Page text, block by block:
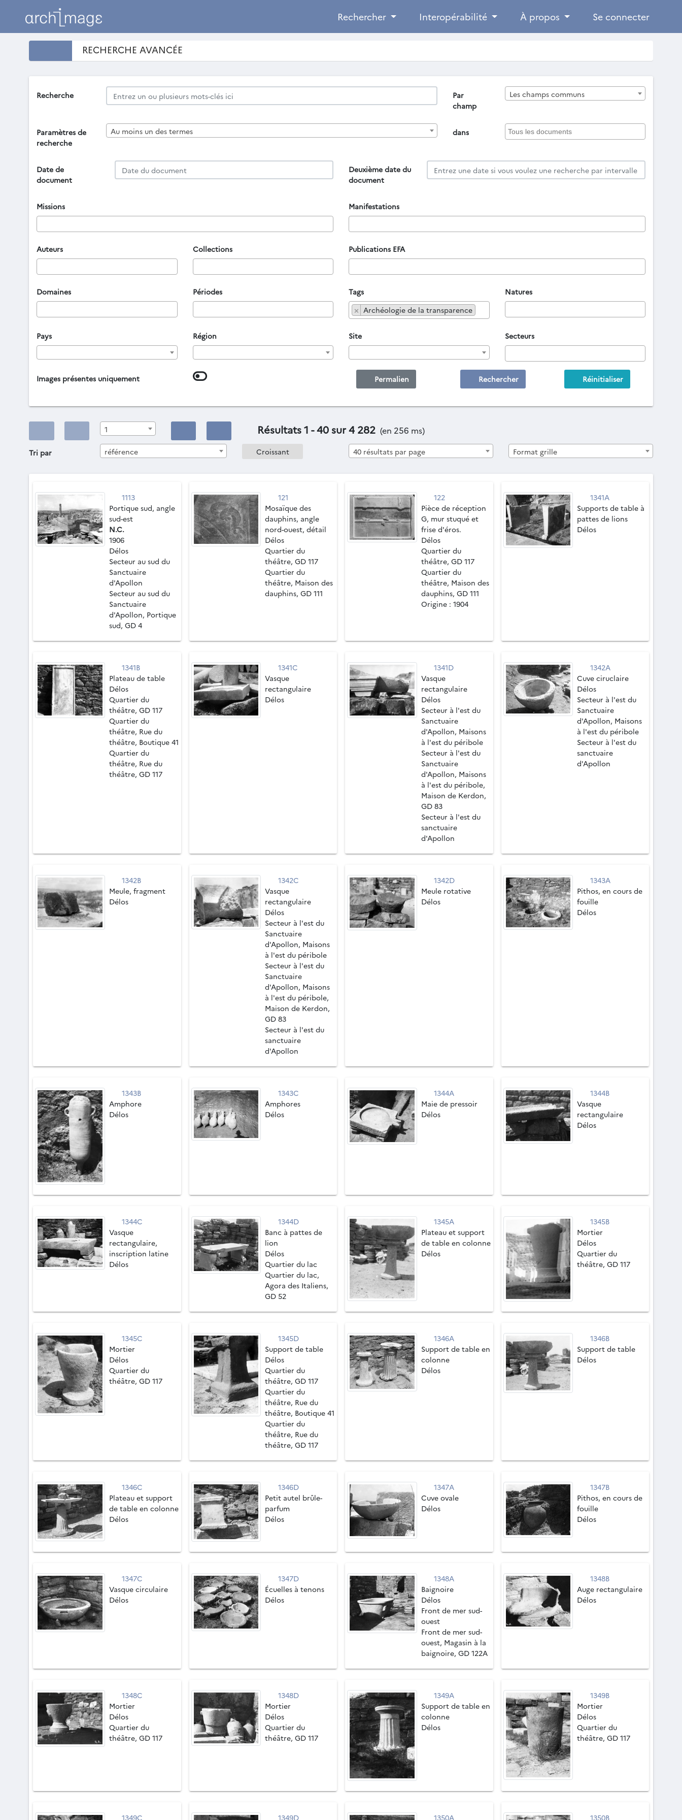
Rechercher Interopérabilité À propos Se connecter
RECHERCHE AVANCÉE
Recherche
Par
champ
Les champs communs
Paramètres de
recherche
Au moins un des termes dans
Date de
document
Deuxième date du
document
Missions Manifestations
Auteurs Collections Publications EFA
Domaines Périodes
Tags
× Archéologie de la transparence
Natures
Pays Région Site Secteurs
Images présentes uniquement Permalien Rechercher Réinitialiser
1 Résultats 1 - 40 sur 4 282 (en 256 ms)
Tri par référence 40 résultats par page Format grille
1113
Portique sud, angle
sud-est
N.C.
1906
Délos
Secteur au sud du
Sanctuaire
d'Apollon
Secteur au sud du
Sanctuaire
d'Apollon, Portique
sud, GD 4
121
Mosaïque des
dauphins, angle
nord-ouest, détail
Délos
Quartier du
théâtre, GD 117
Quartier du
théâtre, Maison des
dauphins, GD 111
122
Pièce de réception
G, mur stuqué et
frise d'éros.
Délos
Quartier du
théâtre, GD 117
Quartier du
théâtre, Maison des
dauphins, GD 111
Origine : 1904
1341A
Supports de table à
pattes de lions
Délos
1341B
Plateau de table
Délos
Quartier du
théâtre, GD 117
Quartier du
théâtre, Rue du
théâtre, Boutique 41
Quartier du
théâtre, Rue du
théâtre, GD 117
1341C
Vasque
rectangulaire
Délos
1341D
Vasque
rectangulaire
Délos
Secteur à l'est du
Sanctuaire
d'Apollon, Maisons
à l'est du péribole
Secteur à l'est du
Sanctuaire
d'Apollon, Maisons
à l'est du péribole,
Maison de Kerdon,
GD 83
Secteur à l'est du
sanctuaire
d'Apollon
1342A
Cuve ciruclaire
Délos
Secteur à l'est du
Sanctuaire
d'Apollon, Maisons
à l'est du péribole
Secteur à l'est du
sanctuaire
d'Apollon
1342B
Meule, fragment
Délos
1342C
Vasque
rectangulaire
Délos
Secteur à l'est du
Sanctuaire
d'Apollon, Maisons
à l'est du péribole
Secteur à l'est du
Sanctuaire
d'Apollon, Maisons
à l'est du péribole,
Maison de Kerdon,
GD 83
Secteur à l'est du
sanctuaire
d'Apollon
1342D
Meule rotative
Délos
1343A
Pithos, en cours de
fouille
Délos
1343B
Amphore
Délos
1343C
Amphores
Délos
1344A
Maie de pressoir
Délos
1344B
Vasque
rectangulaire
Délos
1344C
Vasque
rectangulaire,
inscription latine
Délos
1344D
Banc à pattes de
lion
Délos
Quartier du lac
Quartier du lac,
Agora des Italiens,
GD 52
1345A
Plateau et support
de table en colonne
Délos
1345B
Mortier
Délos
Quartier du
théâtre, GD 117
1345C
Mortier
Délos
Quartier du
théâtre, GD 117
1345D
Support de table
Délos
Quartier du
théâtre, GD 117
Quartier du
théâtre, Rue du
théâtre, Boutique 41
Quartier du
théâtre, Rue du
théâtre, GD 117
1346A
Support de table en
colonne
Délos
1346B
Support de table
Délos
1346C
Plateau et support
de table en colonne
Délos
1346D
Petit autel brûle-
parfum
Délos
1347A
Cuve ovale
Délos
1347B
Pithos, en cours de
fouille
Délos
1347C
Vasque circulaire
Délos
1347D
Écuelles à tenons
Délos
1348A
Baignoire
Délos
Front de mer sud-
ouest
Front de mer sud-
ouest, Magasin à la
baignoire, GD 122A
1348B
Auge rectangulaire
Délos
1348C
Mortier
Délos
Quartier du
théâtre, GD 117
1348D
Mortier
Délos
Quartier du
théâtre, GD 117
1349A
Support de table en
colonne
Délos
1349B
Mortier
Délos
Quartier du
théâtre, GD 117
1349C 1349D 1350A 1350B